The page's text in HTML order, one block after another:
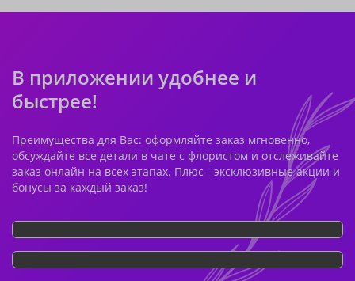
В приложении удобнее и
быстрее!
Преимущества для Вас: оформляйте заказ мгновенно,
обсуждайте все детали в чате с флористом и отслеживайте
заказ онлайн на всех этапах. Плюс - эксклюзивные акции и
бонусы за каждый заказ!